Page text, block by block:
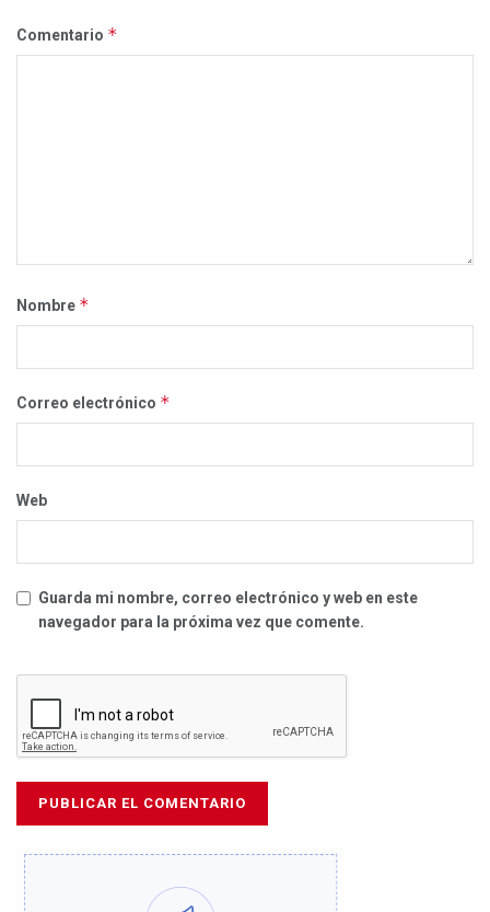
Comentario *
Nombre *
Correo electrónico *
Web
Guarda mi nombre, correo electrónico y web en este
navegador para la próxima vez que comente.